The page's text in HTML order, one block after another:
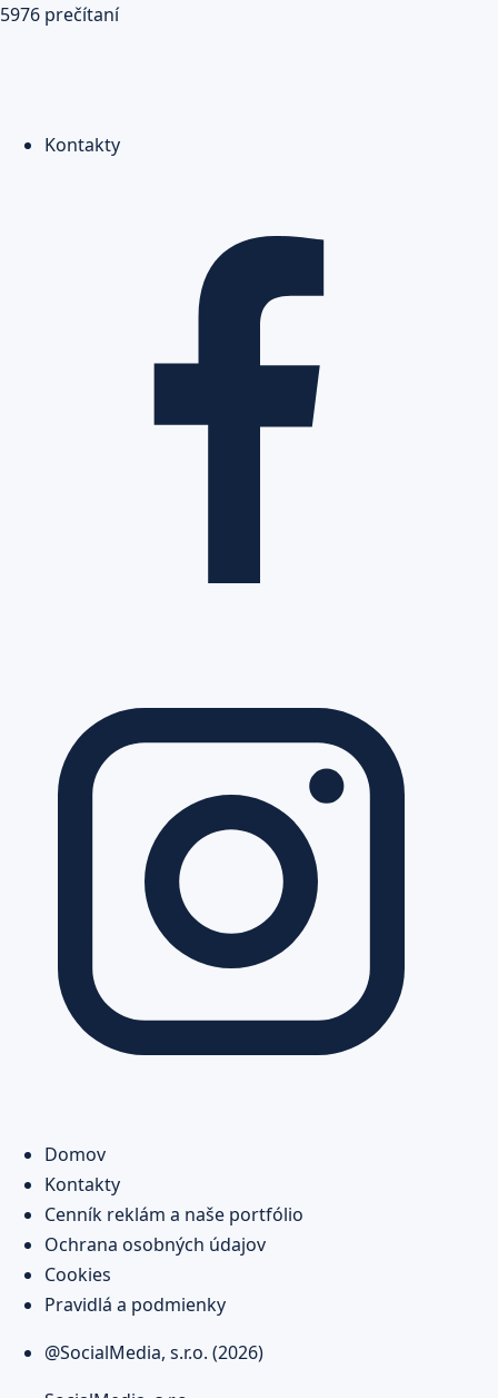
5976 prečítaní
Kontakty
Domov
Kontakty
Cenník reklám a naše portfólio
Ochrana osobných údajov
Cookies
Pravidlá a podmienky
@SocialMedia, s.r.o. (2026)